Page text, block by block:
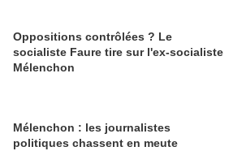
Oppositions contrôlées ? Le
socialiste Faure tire sur l'ex-socialiste
Mélenchon
Mélenchon : les journalistes
politiques chassent en meute